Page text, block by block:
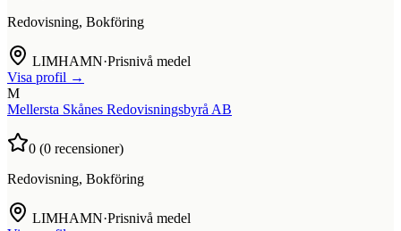
Redovisning, Bokföring
LIMHAMN·Prisnivå medel
Visa profil →
M
Mellersta Skånes Redovisningsbyrå AB
0 (0 recensioner)
Redovisning, Bokföring
LIMHAMN·Prisnivå medel